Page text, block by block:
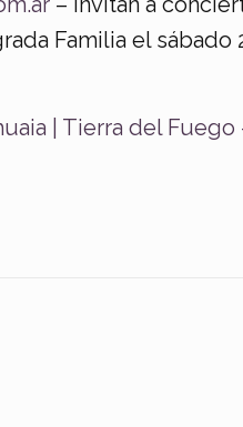
Familia el sábado
| Tierra del Fuego